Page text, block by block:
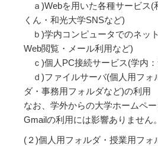
ａ)Webを用いた各種サービス(
くん・和光大学SNSなど)
ｂ)学内コンピュータでのネッ
Web閲覧・メール利用など)
ｃ)個人PC接続サービス(学内
ｄ)ファイルサーバ(個人用フォ
ダ・事務用フォルダなど)の利用
なお、学外からの大学ホームペ
Gmailの利用には影響ありません。
(２)個人用フォルダ・授業用フォ